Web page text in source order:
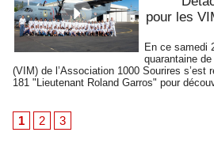
pour les
En ce samedi
quarantaine
(VIM) de l’Association 1000 Sourires s’est
181 "Lieutenant Roland Garros" pour
1 2 3